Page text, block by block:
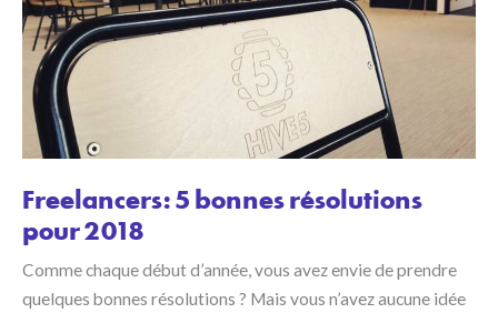
Freelancers: 5 bonnes résolutions
pour 2018
Comme chaque début d’année, vous avez envie de prendre
quelques bonnes résolutions ? Mais vous n’avez aucune idée